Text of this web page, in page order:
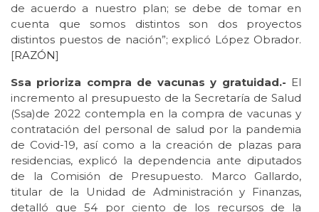
de acuerdo a nuestro plan; se debe de tomar en
cuenta que somos distintos son dos proyectos
distintos puestos de nación”; explicó López Obrador.
[RAZÓN]
Ssa prioriza compra de vacunas y gratuidad.- El
incremento al presupuesto de la Secretaría de Salud
(Ssa)de 2022 contempla en la compra de vacunas y
contratación del personal de salud por la pandemia
de Covid-19, así como a la creación de plazas para
residencias, explicó la dependencia ante diputados
de la Comisión de Presupuesto. Marco Gallardo,
titular de la Unidad de Administración y Finanzas,
detalló que 54 por ciento de los recursos de la